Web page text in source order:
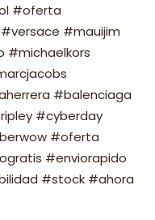
#oferta
#mauijim
#michaelkors
#balenciaga
#cyberday
#oferta
#enviorapido
#stock #ahora